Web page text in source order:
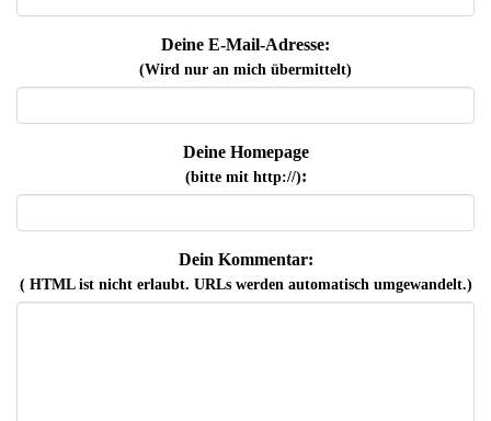
Deine E-Mail-Adresse:
(Wird nur an mich übermittelt)
Deine Homepage
(bitte mit http://):
Dein Kommentar:
( HTML ist nichterlaubt. URLs werden automatisch umgewandelt.)